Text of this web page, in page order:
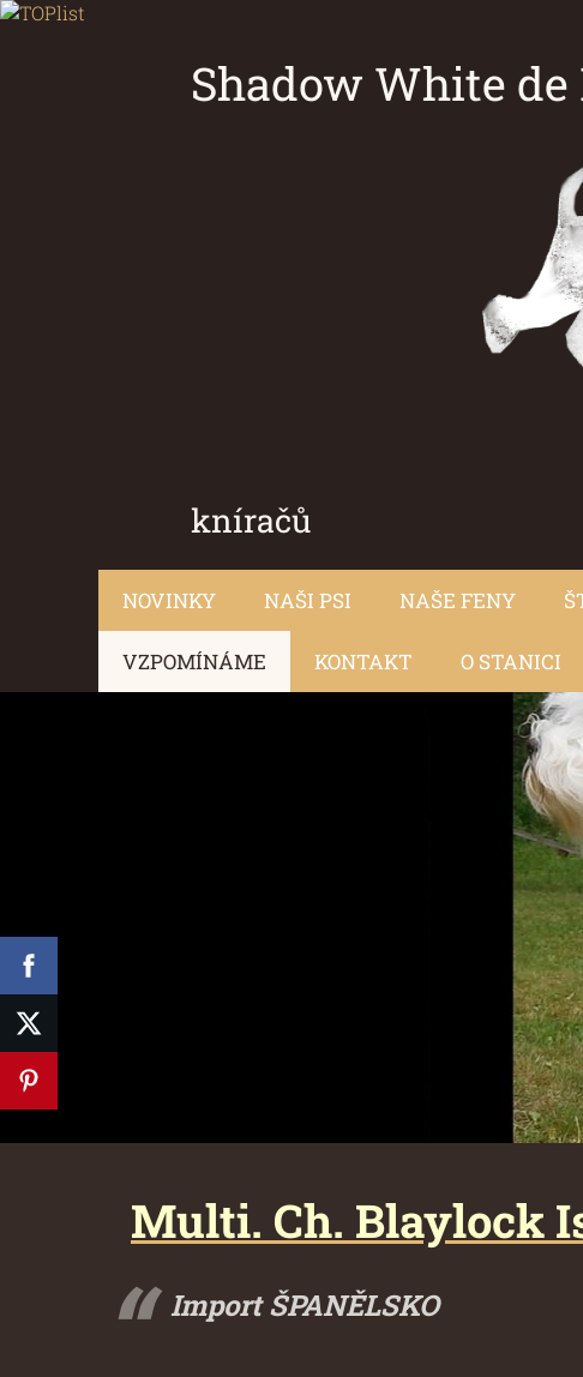
Shadow White de
kníračů
NOVINKY NAŠI PSI NAŠE FENY
VZPOMÍNÁME KONTAKT O STANICI
Multi. Ch. Blaylock
Import ŠPANĚLSKO